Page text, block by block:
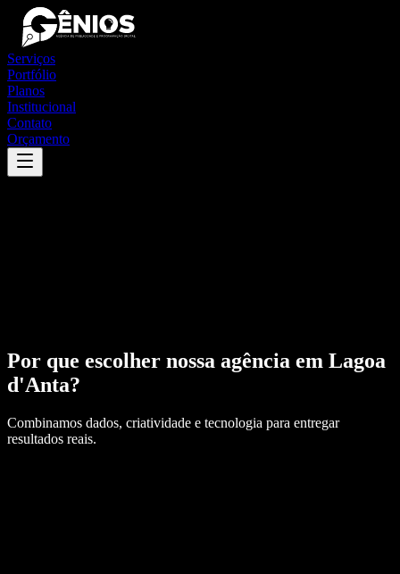
Serviços
Portfólio
Planos
Institucional
Contato
Orçamento
Por que escolher nossa agência em Lagoa
d'Anta?
Combinamos dados, criatividade e tecnologia para entregar
resultados reais.